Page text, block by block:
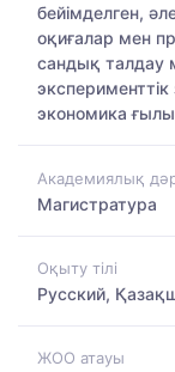
бейімделген,
оқиғалар мен
сандық талдау
эксперименттік
экономика
Академиялық
Магистратура
Оқыту тілі
Русский,
ЖОО атауы